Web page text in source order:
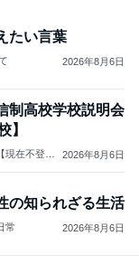
たい言葉
2026年8月6日
制高校学校説明会
】
現在不登
2026年8月6日
知られざる生活
常 2026年8月6日